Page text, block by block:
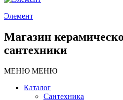
Элемент
Магазин
сантехники
МЕНЮ МЕНЮ
Каталог
Сантехника